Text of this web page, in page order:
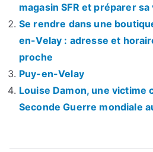
magasin SFR et préparer sa
Se rendre dans une
en-Velay : adresse et
proche
Puy-en-Velay
Louise Damon, une victime
Seconde Guerre mondiale